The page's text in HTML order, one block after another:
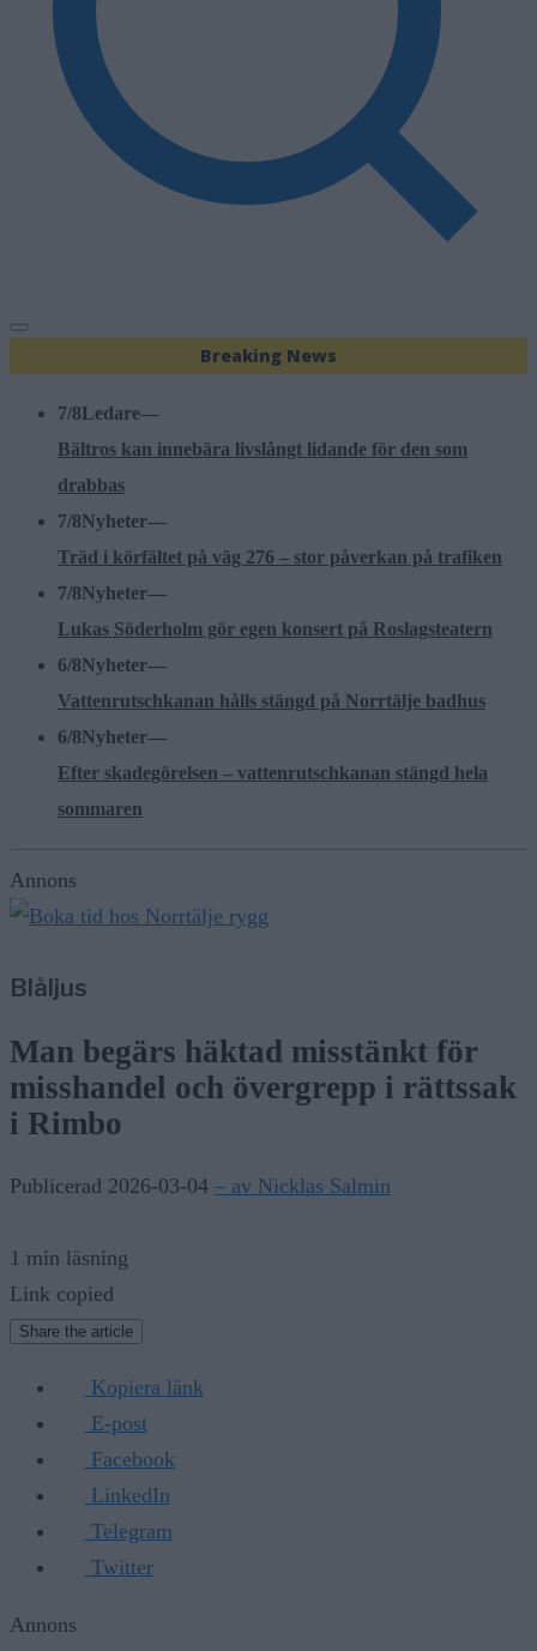
Breaking News
7/8Ledare—
Bältros kan innebära livslångt lidande för den som
drabbas
7/8Nyheter—
Träd i körfältet på väg 276 – stor påverkan på trafiken
7/8Nyheter—
Lukas Söderholm gör egen konsert på Roslagsteatern
6/8Nyheter—
Vattenrutschkanan hålls stängd på Norrtälje badhus
6/8Nyheter—
Efter skadegörelsen – vattenrutschkanan stängd hela
sommaren
Annons
Blåljus
Man begärs häktad misstänkt för
misshandel och övergrepp i rättssak
i Rimbo
Publicerad 2026-03-04 – av Nicklas Salmin
1 min läsning
Link copied
Share the article
Kopiera länk
E-post
Facebook
LinkedIn
Telegram
Twitter
Annons